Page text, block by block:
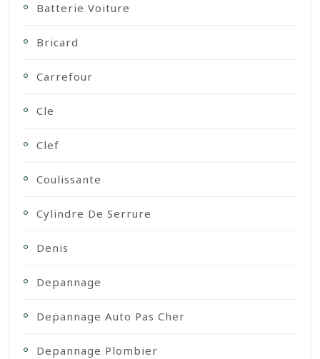
Batterie Voiture
Bricard
Carrefour
Cle
Clef
Coulissante
Cylindre De Serrure
Denis
Depannage
Depannage Auto Pas Cher
Depannage Plombier